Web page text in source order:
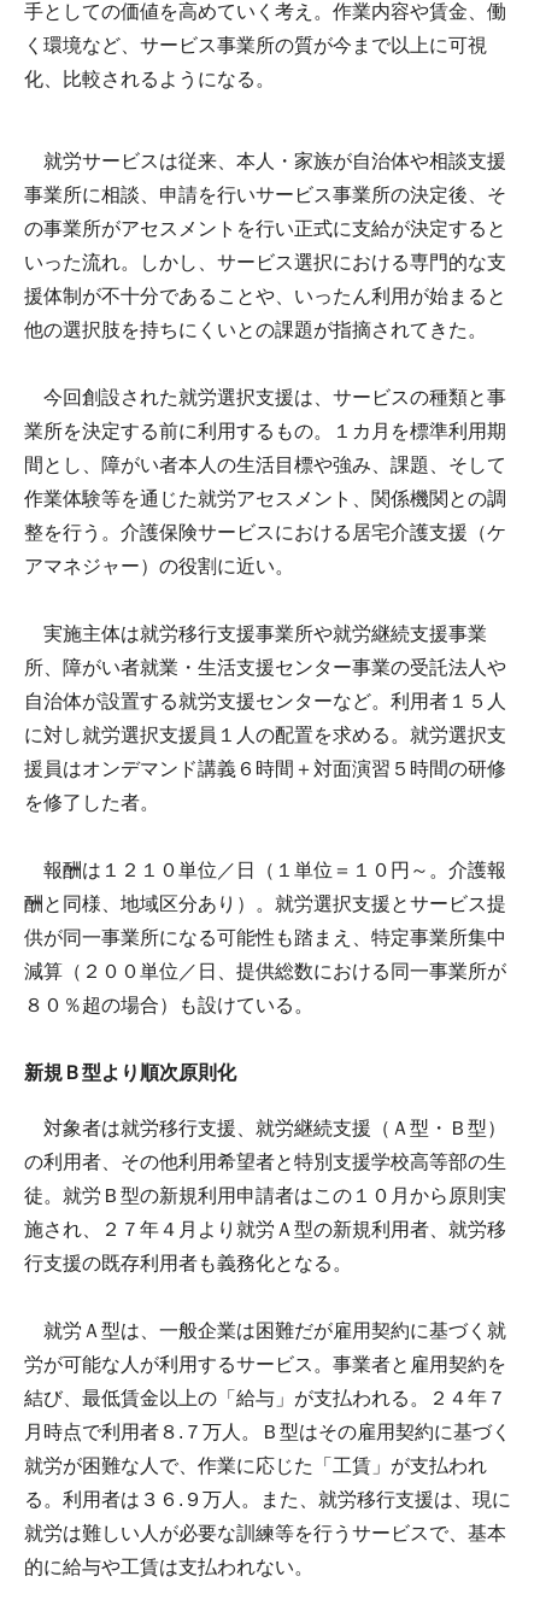
手としての価値を高めていく考え。作業内容や賃金、働
く環境など、サービス事業所の質が今まで以上に可視
化、比較されるようになる。
就労サービスは従来、本人・家族が自治体や相談支援
事業所に相談、申請を行いサービス事業所の決定後、そ
の事業所がアセスメントを行い正式に支給が決定すると
いった流れ。しかし、サービス選択における専門的な支
援体制が不十分であることや、いったん利用が始まると
他の選択肢を持ちにくいとの課題が指摘されてきた。
今回創設された就労選択支援は、サービスの種類と事
業所を決定する前に利用するもの。１カ月を標準利用期
間とし、障がい者本人の生活目標や強み、課題、そして
作業体験等を通じた就労アセスメント、関係機関との調
整を行う。介護保険サービスにおける居宅介護支援（ケ
アマネジャー）の役割に近い。
実施主体は就労移行支援事業所や就労継続支援事業
所、障がい者就業・生活支援センター事業の受託法人や
自治体が設置する就労支援センターなど。利用者１５人
に対し就労選択支援員１人の配置を求める。就労選択支
援員はオンデマンド講義６時間＋対面演習５時間の研修
を修了した者。
報酬は１２１０単位／日（１単位＝１０円～。介護報
酬と同様、地域区分あり）。就労選択支援とサービス提
供が同一事業所になる可能性も踏まえ、特定事業所集中
減算（２００単位／日、提供総数における同一事業所が
８０％超の場合）も設けている。
新規Ｂ型より順次原則化
対象者は就労移行支援、就労継続支援（Ａ型・Ｂ型）
の利用者、その他利用希望者と特別支援学校高等部の生
徒。就労Ｂ型の新規利用申請者はこの１０月から原則実
施され、２７年４月より就労Ａ型の新規利用者、就労移
行支援の既存利用者も義務化となる。
就労Ａ型は、一般企業は困難だが雇用契約に基づく就
労が可能な人が利用するサービス。事業者と雇用契約を
結び、最低賃金以上の「給与」が支払われる。２４年７
月時点で利用者８.７万人。Ｂ型はその雇用契約に基づく
就労が困難な人で、作業に応じた「工賃」が支払われ
る。利用者は３６.９万人。また、就労移行支援は、現に
就労は難しい人が必要な訓練等を行うサービスで、基本
的に給与や工賃は支払われない。